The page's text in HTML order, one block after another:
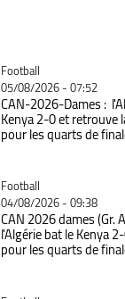
Catégorie
Football
05/08/2026 - 07:52
CAN-2026-Dames :
Kenya 2-0 et retrouve
pour les quarts de
Catégorie
Football
04/08/2026 - 09:38
CAN 2026 dames (Gr.
l'Algérie bat le Kenya
pour les quarts de